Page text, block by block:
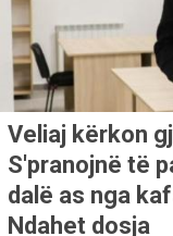
Veliaj kërkon
S'pranojnë të
dalë as nga
Ndahet dosja